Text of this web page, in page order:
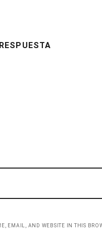
EMAIL, AND WEBSITE IN THIS